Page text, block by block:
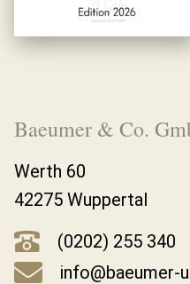
Baeumer & Co.
Werth 60
42275 Wuppertal
(0202) 255 340
info@baeumer-